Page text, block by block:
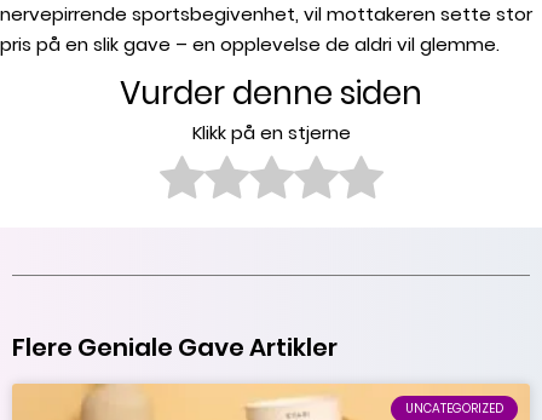
nervepirrende sportsbegivenhet, vil mottakeren sette stor
pris på en slik gave – en opplevelse de aldri vil glemme.
Vurder denne siden
Klikk på en stjerne
Flere Geniale Gave Artikler
UNCATEGORIZED